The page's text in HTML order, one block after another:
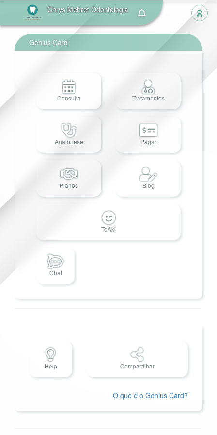
Chrys Mehret Odontologia
Genius Card
Consulta Tratamentos
Anamnese Pagar
Planos Blog
ToAki
Chat
Compartilhar
Help
O que é o Genius Card?